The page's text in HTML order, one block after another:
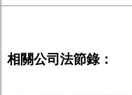
相關公司法節錄：